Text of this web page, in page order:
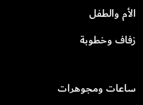
الأم والطفل
زفاف وخطوبة
ساعات ومجوهرات